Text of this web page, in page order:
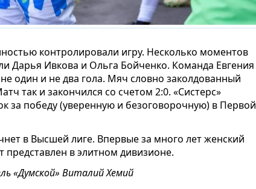
контролировали игру. Несколько моментов
Дарья Ивкова и Ольга Бойченко. Команда Евгения
один и не два гола. Мяч словно заколдованный
так и закончился со счетом 2:0. «Систерс»
за победу (уверенную и безоговорочную) в Первой
в Высшей лиге. Впервые за много лет женский
в элитном дивизионе.
«Думской» Виталий Хемий